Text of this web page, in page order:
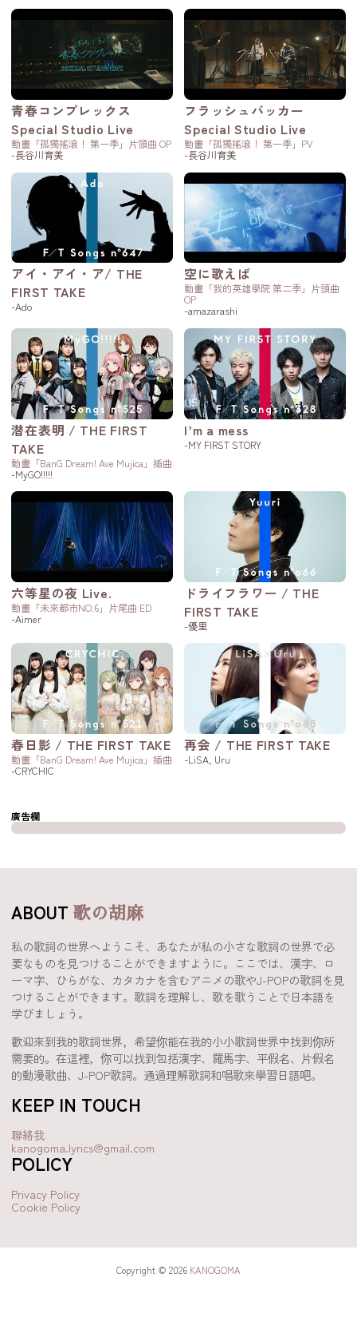
青春コンプレックス
Special Studio Live
動畫「孤獨搖滾！ 第一季」片頭曲 OP
-長谷川育美
フラッシュバッカー
Special Studio Live
動畫「孤獨搖滾！ 第一季」PV
-長谷川育美
アイ・アイ・ア/ THE
FIRST TAKE
-Ado
空に歌えば
動畫「我的英雄學院 第二季」片頭曲
OP
-amazarashi
潜在表明 / THE FIRST
TAKE
動畫「BanG Dream! Ave Mujica」插曲
-MyGO!!!!!
I’m a mess
-MY FIRST STORY
六等星の夜 Live.
動畫「未來都市NO.6」片尾曲 ED
-Aimer
ドライフラワー / THE
FIRST TAKE
-優里
春日影 / THE FIRST TAKE
動畫「BanG Dream! Ave Mujica」插曲
-CRYCHIC
再会 / THE FIRST TAKE
-LiSA, Uru
廣告欄
ABOUT歌の胡麻
私の歌詞の世界へようこそ、あなたが私の小さな歌詞の世界で必
要なものを見つけることができますように。ここでは、漢字、ロ
ーマ字、ひらがな、カタカナを含むアニメの歌やJ-POPの歌詞を見
つけることができます。歌詞を理解し、歌を歌うことで日本語を
学びましょう。
歡迎來到我的歌詞世界，希望你能在我的小小歌詞世界中找到你所
需要的。在這裡，你可以找到包括漢字、羅馬字、平假名、片假名
的動漫歌曲、J-POP歌詞。通過理解歌詞和唱歌來學習日語吧。
KEEP IN TOUCH
聯絡我
kanogoma.lyrics@gmail.com
POLICY
Privacy Policy
Cookie Policy
Copyright © 2026 KANOGOMA